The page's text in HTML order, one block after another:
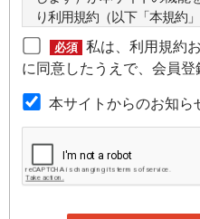
り利用規約（以下「本規約
第２条（本規約の範囲）
本規約は本サイトが提供す
のです。
第３条（会員）
本サイトの会員は、機関投
必須 私は、利用規約
に同意したうえで、会員登
本サイトからのお知ら